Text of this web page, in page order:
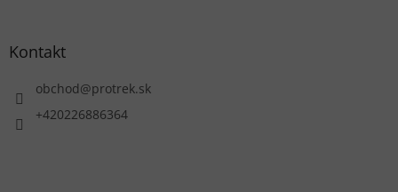
Kontakt
obchod@protrek.sk
+420226886364